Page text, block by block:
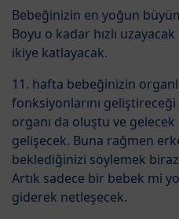
Bebeğinizin en yoğun
Boyu o kadar hızlı
ikiye katlayacak.
11. hafta bebeğinizin
fonksiyonlarını
organı da oluştu ve
gelişecek. Buna rağmen
beklediğinizi söylemek
Artık sadece bir bebek mi
giderek netleşecek.